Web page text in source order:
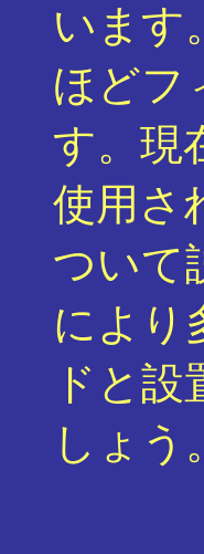
います
ほどフ
す。現
使用さ
ついて
により
ドと
しょう。